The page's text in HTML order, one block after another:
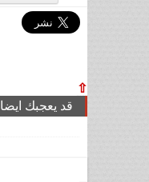
⇧
قد يعجبك ايضا